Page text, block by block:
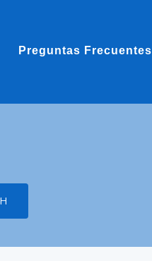
Preguntas Frecuentes